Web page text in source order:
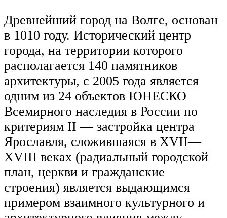
Древнейший город на Волге, основан
в 1010 году. Исторический центр
города, на территории которого
располагается 140 памятников
архитектуры, с 2005 года является
одним из 24 объектов ЮНЕСКО
Всемирного наследия в России по
критериям II — застройка центра
Ярославля, сложившаяся в XVII—
XVIII веках (радиальный городской
план, церкви и гражданские
строения) является выдающимся
примером взаимного культурного и